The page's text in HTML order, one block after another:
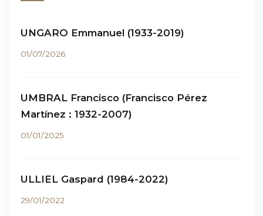
UNGARO Emmanuel (1933-2019)
01/07/2026
UMBRAL Francisco (Francisco Pérez
Martínez : 1932-2007)
01/01/2025
ULLIEL Gaspard (1984-2022)
29/01/2022